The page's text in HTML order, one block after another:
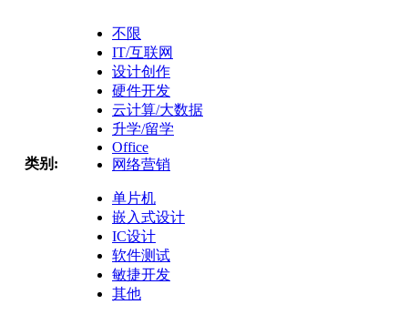
类别:
不限
IT/互联网
设计创作
硬件开发
云计算/大数据
升学/留学
Office
网络营销
单片机
嵌入式设计
IC设计
软件测试
敏捷开发
其他